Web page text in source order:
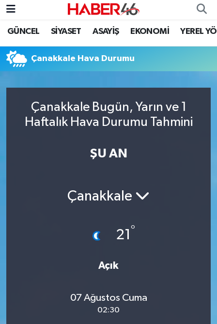
GÜNCEL SİYASET ASAYİŞ EKONOMİ YEREL
Çanakkale Hava Durumu
Çanakkale Bugün, Yarın ve 1
Haftalık Hava Durumu Tahmini
ŞU AN
Çanakkale
21 °
Açık
07 Ağustos Cuma
02:30
GÜNCEL
SİYASET
EKONOMİ
SPOR
Nöbetçi Eczaneler
Hava Durumu
Kahramanmaraş Namaz Vakitleri
Trafik Durumu